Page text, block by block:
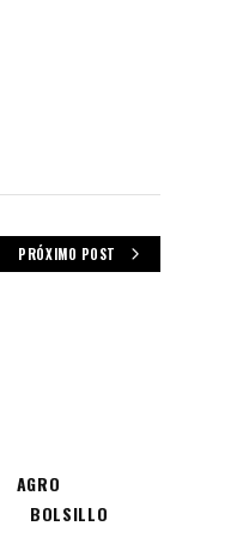
PRÓXIMO POST
AGRO
BOLSILLO